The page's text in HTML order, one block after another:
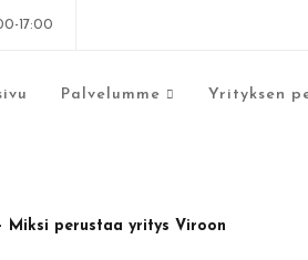
17:00
Palvelumme Yrityksen
Miksi perustaa yritys Viroon